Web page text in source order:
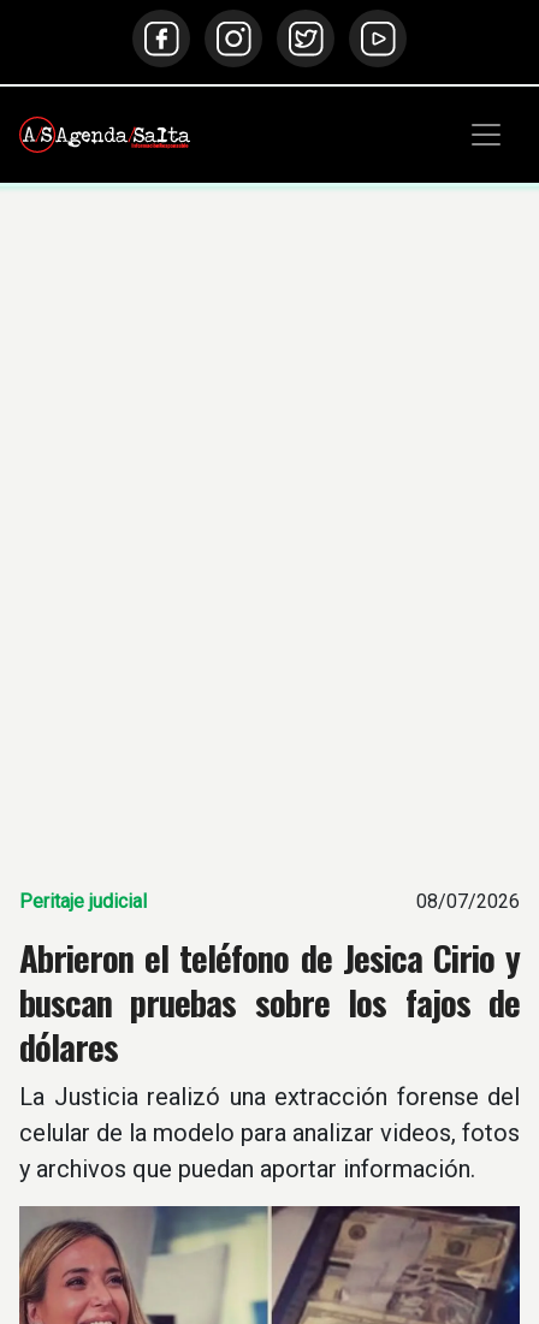
Peritaje judicial 08/07/2026
Abrieron el teléfono de Jesica Cirio y
buscan pruebas sobre los fajos de
dólares
La Justicia realizó una extracción forense del
celular de la modelo para analizar videos, fotos
y archivos que puedan aportar información.